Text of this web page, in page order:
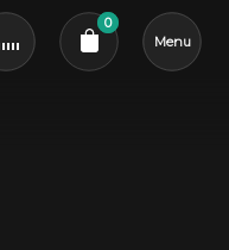
0
Menu